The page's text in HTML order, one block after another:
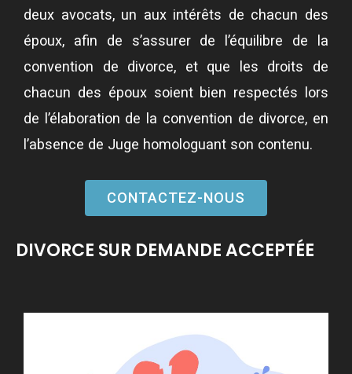
deux avocats, un aux intérêts de chacun des
époux, afin de s’assurer de l’équilibre de la
convention de divorce, et que les droits de
chacun des époux soient bien respectés lors
de l’élaboration de la convention de divorce, en
l’absence de Juge homologuant son contenu.
CONTACTEZ-NOUS
DIVORCE SUR DEMANDE ACCEPTÉE